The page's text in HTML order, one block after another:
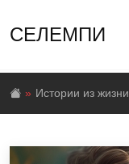
СЕЛЕМПИ
Истории из жизни